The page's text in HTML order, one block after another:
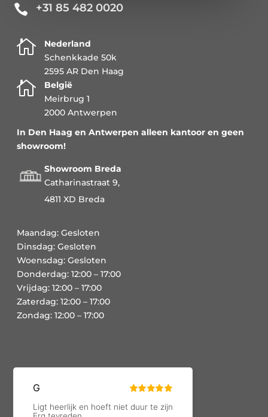
 +31 85 482 0020

Nederland
Schenkkade 50k
2595 AR Den Haag

België
Meirbrug 1
2000 Antwerpen
In Den Haag en Antwerpen alleen kantoor en geen
showroom!
Showroom Breda
Catharinastraat 9,
4811 XD Breda
Maandag: Gesloten
Dinsdag: Gesloten
Woensdag: Gesloten
Donderdag: 12:00 – 17:00
Vrijdag: 12:00 – 17:00
Zaterdag: 12:00 – 17:00
Zondag: 12:00 – 17:00